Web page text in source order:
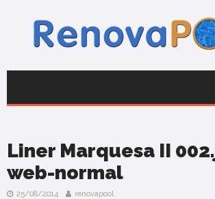
Liner Marquesa II
web-normal
25/08/2014 renovapool